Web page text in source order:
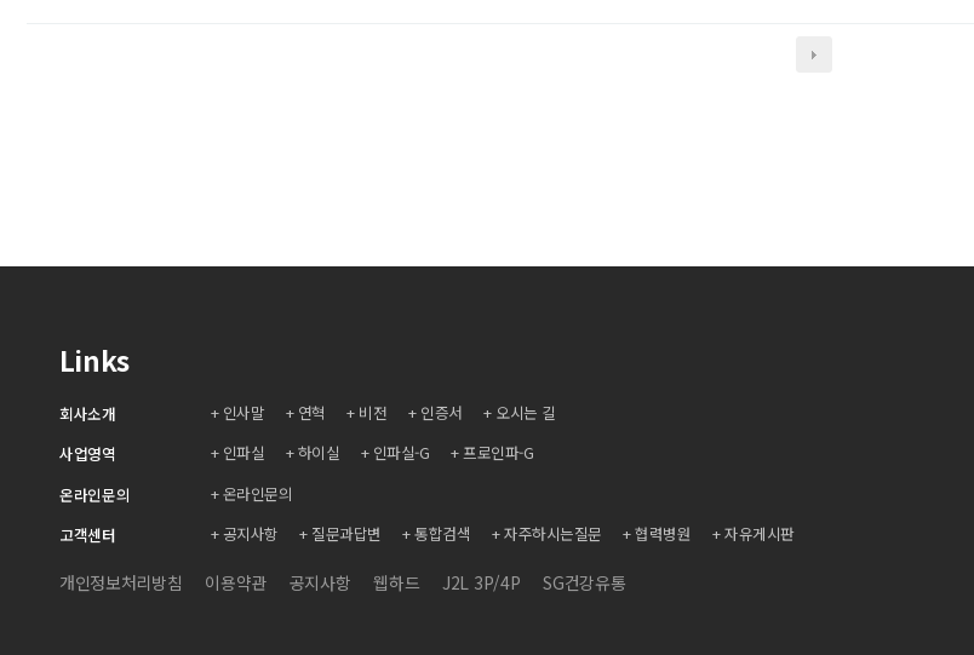
Links
회사소개 인사말 연혁 비전 인증서
오시는 길
사업영역
인파실 하이실 인파실-G
프로인파-G
온라인문의
온라인문의
고객센터
공지사항 질문과답변 통합검색 자주하시는질문 협력병원 자유게시판
개인정보처리방침 이용약관 공지사항 웹하드 J2L 3P/4P SG건강유통